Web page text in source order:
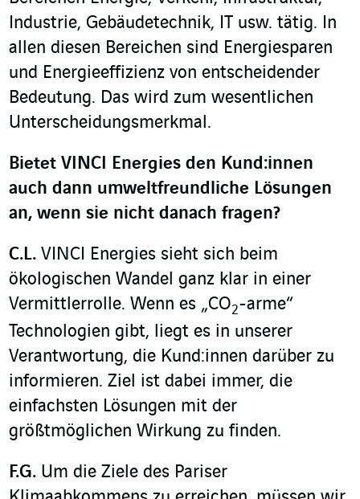
Industrie, Gebäudetechnik, IT usw. tätig. In
allen diesen Bereichen sind Energiesparen
und Energieeffizienz von entscheidender
Bedeutung. Das wird zum wesentlichen
Unterscheidungsmerkmal.
Bietet VINCI Energies den Kund:innen
auch dann umweltfreundliche Lösungen
an, wenn sie nicht danach fragen?
C.L. VINCI Energies sieht sich beim
ökologischen Wandel ganz klar in einer
Vermittlerrolle. Wenn es „CO2-arme“
Technologien gibt, liegt es in unserer
Verantwortung, die Kund:innen darüber zu
informieren. Ziel ist dabei immer, die
einfachsten Lösungen mit der
größtmöglichen Wirkung zu finden.
F.G. Um die Ziele des Pariser